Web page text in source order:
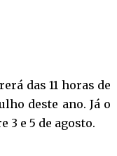
das 11 horas de
deste ano. Já o
3 e 5 de agosto.